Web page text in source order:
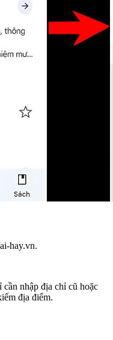
hay.vn.
nhập địa chỉ cũ hoặc
địa điểm.